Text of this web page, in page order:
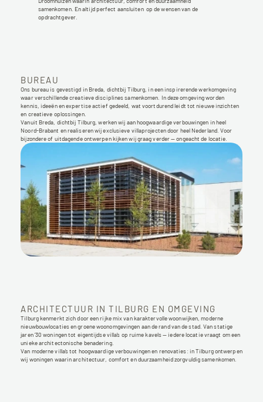
samenkomen. En altijd perfect aansluiten  op de wensen van de
opdrachtgever.
BUREAU
Ons bureau is gevestigd in Breda, dichtbij Tilburg, in een inspirerende werkomgeving
waar verschillende creatieve disciplines samenkomen. In deze omgeving worden
kennis, ideeën en expertise actief gedeeld, wat voortdurend leidt tot nieuwe inzichten
en creatieve oplossingen.
Vanuit Breda, dichtbij Tilburg, werken wij aan hoogwaardige verbouwingen in heel
Noord-Brabant en realiseren wij exclusieve villaprojecten door heel Nederland. Voor
bijzondere of uitdagende ontwerpen kijken wij graag verder — ongeacht de locatie.
ARCHITECTUUR IN TILBURG EN OMGEVING
Tilburg kenmerkt zich door een rijke mix van karaktervolle woonwijken, moderne
nieuwbouwlocaties en groene woonomgevingen aan de rand van de stad. Van statige
jaren ’30 woningen tot eigentijdse villa’s op ruime kavels — iedere locatie vraagt om een
unieke architectonische benadering.
Van moderne villa’s tot hoogwaardige verbouwingen en renovaties: in Tilburg ontwerpen
wij woningen waarin architectuur, comfort en duurzaamheid zorgvuldig samenkomen.